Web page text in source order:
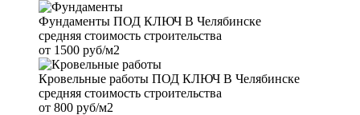
Фундаменты ПОД КЛЮЧ В Челябинске
средняя стоимость строительства
от 1500 руб/м2
Кровельные работы ПОД КЛЮЧ В Челябинске
средняя стоимость строительства
от 800 руб/м2